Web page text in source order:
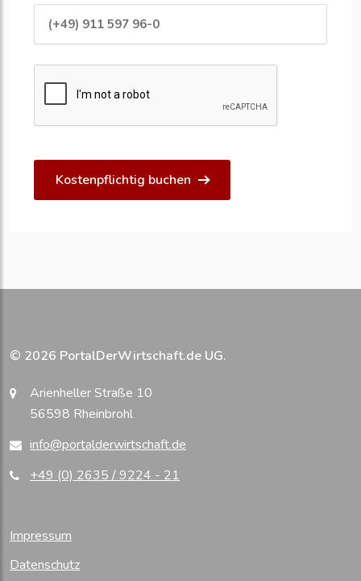
Kostenpflichtig buchen
© 2026 PortalDerWirtschaft.de UG.
Arienheller Straße 10
56598 Rheinbrohl
info@portalderwirtschaft.de
+49 (0) 2635 / 9224 - 21
Impressum
Datenschutz